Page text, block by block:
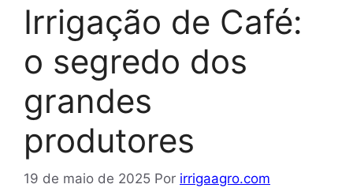
Irrigação de Café:
o segredo dos
grandes
produtores
19 de maio de 2025 Por irrigaagro.com